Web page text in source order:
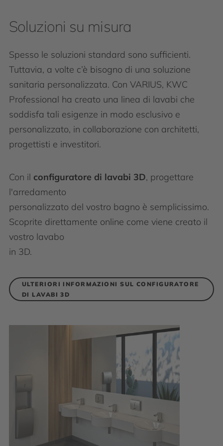
Soluzioni su misura
Spesso le soluzioni standard sono sufficienti.
Tuttavia, a volte c’è bisogno di una soluzione
sanitaria personalizzata. Con VARIUS, KWC
Professional ha creato una linea di lavabi che
soddisfa tali esigenze in modo esclusivo e
personalizzato, in collaborazione con architetti,
progettisti e investitori.
Con il configuratore di lavabi 3D, progettare
l'arredamento
personalizzato del vostro bagno è semplicissimo.
Scoprite direttamente online come viene creato il
vostro lavabo
in 3D.
ULTERIORI INFORMAZIONI SUL CONFIGURATORE
DI LAVABI 3D